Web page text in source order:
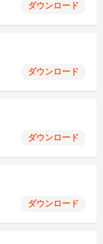
ダウンロード
ダウンロード
ダウンロード
ダウンロード